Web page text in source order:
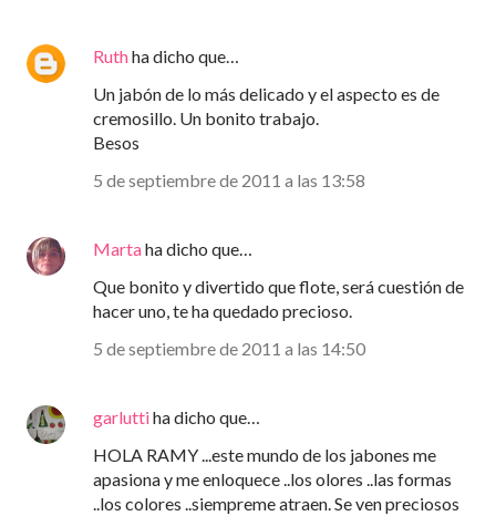
Ruthha dicho que…
Un jabón de lo más delicado y el aspecto es de
cremosillo. Un bonito trabajo.
Besos
5 de septiembre de 2011 a las 13:58
Martaha dicho que…
Que bonito y divertido que flote, será cuestión de
hacer uno, te ha quedado precioso.
5 de septiembre de 2011 a las 14:50
garluttiha dicho que…
HOLA RAMY ...este mundo de los jabones me
apasiona y me enloquece ..los olores ..las formas
..los colores ..siempreme atraen. Se ven preciosos